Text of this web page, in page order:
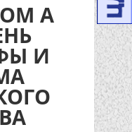
А
И